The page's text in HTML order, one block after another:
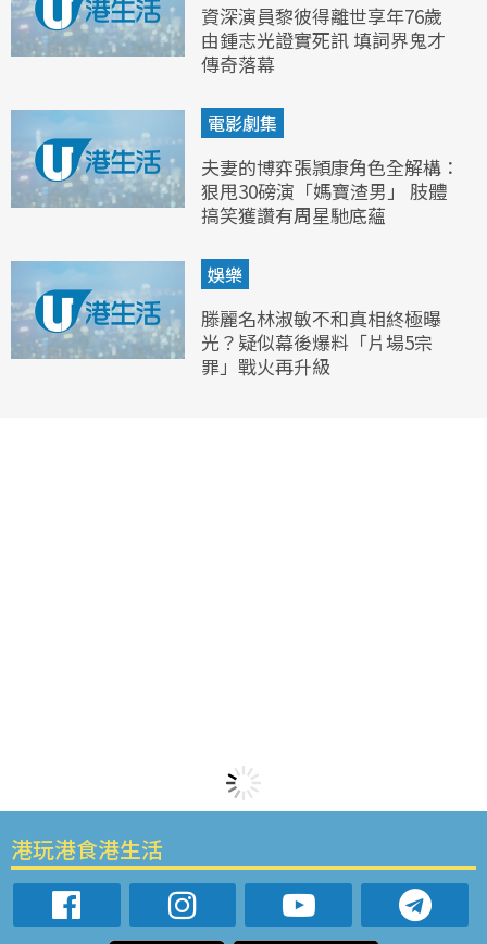
資深演員黎彼得離世享年76歲
由鍾志光證實死訊 填詞界鬼才
傳奇落幕
電影劇集
夫妻的博弈張頴康角色全解構：
狠甩30磅演「媽寶渣男」 肢體
搞笑獲讚有周星馳底蘊
娛樂
滕麗名林淑敏不和真相終極曝
光？疑似幕後爆料「片場5宗
罪」戰火再升級
港玩港食港生活